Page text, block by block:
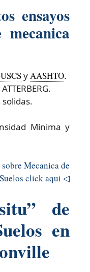
ensayos
USCSy AASHTO.
Minima y
Mecanica de
Suelos click aqui ◁
de
en